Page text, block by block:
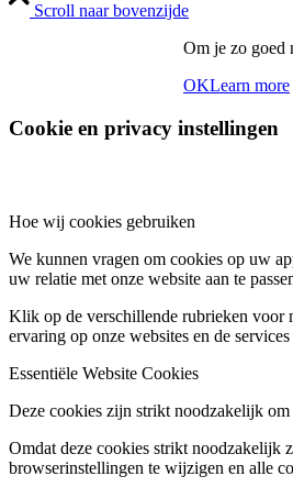
Scroll naar bovenzijde
Om je zo goed
OKLearn more
Cookie en privacy instellingen
Hoe wij cookies gebruiken
We kunnen vragen om cookies op uw
uw relatie met onze website aan te
Klik op de verschillende rubrieken voor
ervaring op onze websites en de
Essentiële Website Cookies
Deze cookies zijn strikt noodzakelijk om
Omdat deze cookies strikt noodzakelijk
browserinstellingen te wijzigen en alle